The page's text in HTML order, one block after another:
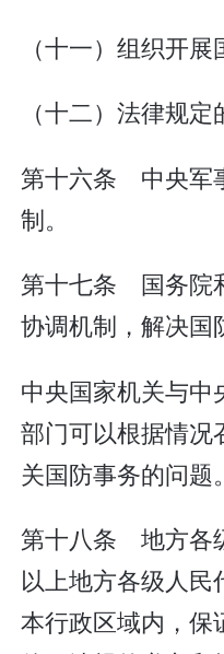
（十一）组织开
（十二）法律规定
第十六条 中央军
制。
第十七条 国务院
协调机制，解决国
中央国家机关与中
部门可以根据情况
关国防事务的问题。
第十八条 地方各
以上地方各级人
本行政区域内，保